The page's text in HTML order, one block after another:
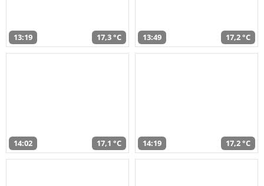
13:19 17,3 °C 13:49 17,2 °C
14:02 17,1 °C 14:19 17,2 °C